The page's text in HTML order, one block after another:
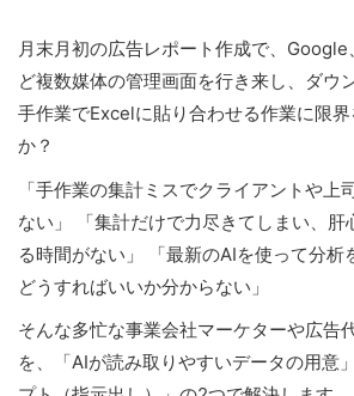
月末月初の広告レポート作成で、
ど複数媒体の管理画面を行き来し、ダウ
手作業でExcelに貼り合わせる作業に限
か？
「手作業の集計ミスでクライアントや上
ない」 「集計だけで力尽きてしまい、肝
る時間がない」 「最新のAIを使って分析
どうすればいいか分からない」
そんな多忙な事業会社マーケターや広告
を、「AIが読み取りやすいデータの用意